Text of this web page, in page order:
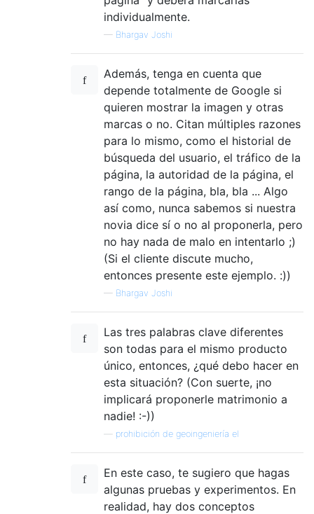
individualmente.
— Bhargav Joshi
Además, tenga en cuenta que
depende totalmente de Google si
quieren mostrar la imagen y otras
marcas o no. Citan múltiples razones
para lo mismo, como el historial de
búsqueda del usuario, el tráfico de la
página, la autoridad de la página, el
rango de la página, bla, bla ... Algo
así como, nunca sabemos si nuestra
novia dice sí o no al proponerla, pero
no hay nada de malo en intentarlo ;)
(Si el cliente discute mucho,
entonces presente este ejemplo. :))
— Bhargav Joshi
Las tres palabras clave diferentes
son todas para el mismo producto
único, entonces, ¿qué debo hacer en
esta situación? (Con suerte, ¡no
implicará proponerle matrimonio a
nadie! :-))
prohibición de geoingeniería el
En este caso, te sugiero que hagas
algunas pruebas y experimentos. En
realidad, hay dos conceptos